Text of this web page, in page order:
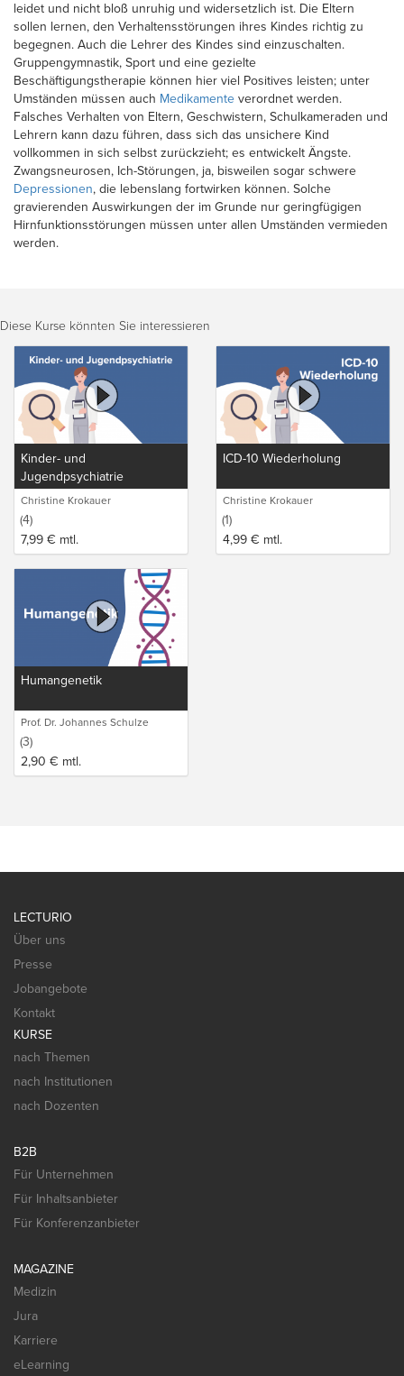
leidet und nicht bloß unruhig und widersetzlich ist. Die Eltern
sollen lernen, den Verhaltensstörungen ihres Kindes richtig zu
begegnen. Auch die Lehrer des Kindes sind einzuschalten.
Gruppengymnastik, Sport und eine gezielte
Beschäftigungstherapie können hier viel Positives leisten; unter
Umständen müssen auch Medikamente verordnet werden.
Falsches Verhalten von Eltern, Geschwistern, Schulkameraden und
Lehrern kann dazu führen, dass sich das unsichere Kind
vollkommen in sich selbst zurückzieht; es entwickelt Ängste.
Zwangsneurosen, Ich-Störungen, ja, bisweilen sogar schwere
Depressionen, die lebenslang fortwirken können. Solche
gravierenden Auswirkungen der im Grunde nur geringfügigen
Hirnfunktionsstörungen müssen unter allen Umständen vermieden
werden.
Diese Kurse könnten Sie interessieren
Kinder- und
Jugendpsychiatrie
Christine Krokauer
(4)
7,99 € mtl.
ICD-10 Wiederholung
Christine Krokauer
(1)
4,99 € mtl.
Humangenetik
Prof. Dr. Johannes Schulze
(3)
2,90 € mtl.
LECTURIO
Über uns
Presse
Jobangebote
Kontakt
KURSE
nach Themen
nach Institutionen
nach Dozenten
B2B
Für Unternehmen
Für Inhaltsanbieter
Für Konferenzanbieter
MAGAZINE
Medizin
Jura
Karriere
eLearning